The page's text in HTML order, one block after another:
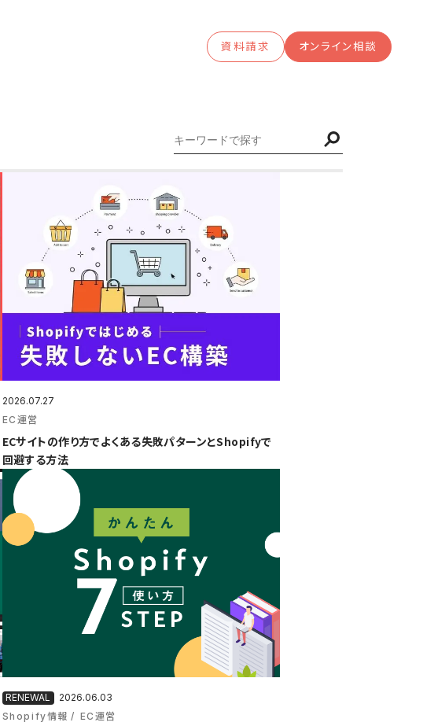
資料請求 オンライン相談
2026.07.27
EC運営
ECサイトの作り方でよくある失敗パターンとShopifyで
回避する方法
2026.06.03
Shopify情報
EC運営